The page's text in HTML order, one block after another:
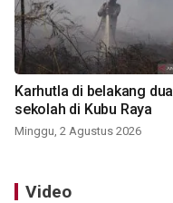
Karhutla di belakang dua
sekolah di Kubu Raya
Minggu, 2 Agustus 2026
Video